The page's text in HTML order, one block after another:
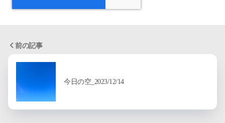
前の記事
今日の空_2023/12/14